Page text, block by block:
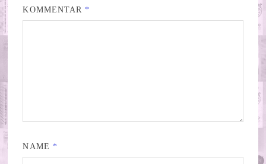
KOMMENTAR *
NAME *